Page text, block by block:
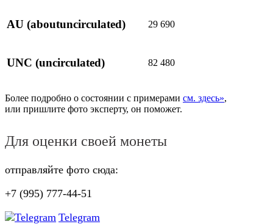
AU (aboutuncirculated) 29 690
UNC (uncirculated) 82 480
Более подробно о состоянии с примерами см. здесь»,
или пришлите фото эксперту, он поможет.
Для оценки своей монеты
отправляйте фото сюда:
+7 (995) 777-44-51
Telegram